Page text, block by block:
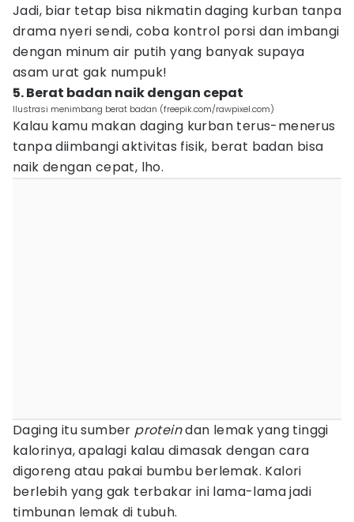
Jadi, biar tetap bisa nikmatin daging kurban tanpa
drama nyeri sendi, coba kontrol porsi dan imbangi
dengan minum air putih yang banyak supaya
asam urat gak numpuk!
5. Berat badan naik dengan cepat
Ilustrasi menimbang berat badan (freepik.com/rawpixel.com)
Kalau kamu makan daging kurban terus-menerus
tanpa diimbangi aktivitas fisik, berat badan bisa
naik dengan cepat, lho.
Daging itu sumber proteindan lemak yang tinggi
kalorinya, apalagi kalau dimasak dengan cara
digoreng atau pakai bumbu berlemak. Kalori
berlebih yang gak terbakar ini lama-lama jadi
timbunan lemak di tubuh.